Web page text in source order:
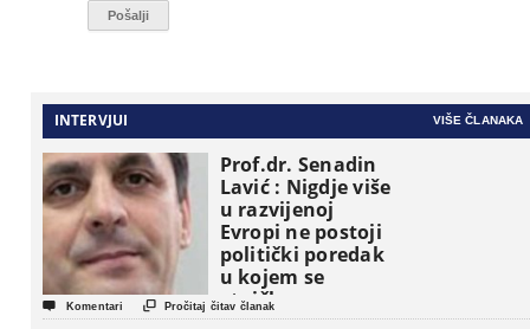
INTERVJUI VIŠE ČLANAKA
Prof.dr. Senadin
Lavić : Nigdje više
u razvijenoj
Evropi ne postoji
politički poredak
u kojem se
etničke grupe
pojavljuju kao
 Komentari  Pročitaj čitav članak